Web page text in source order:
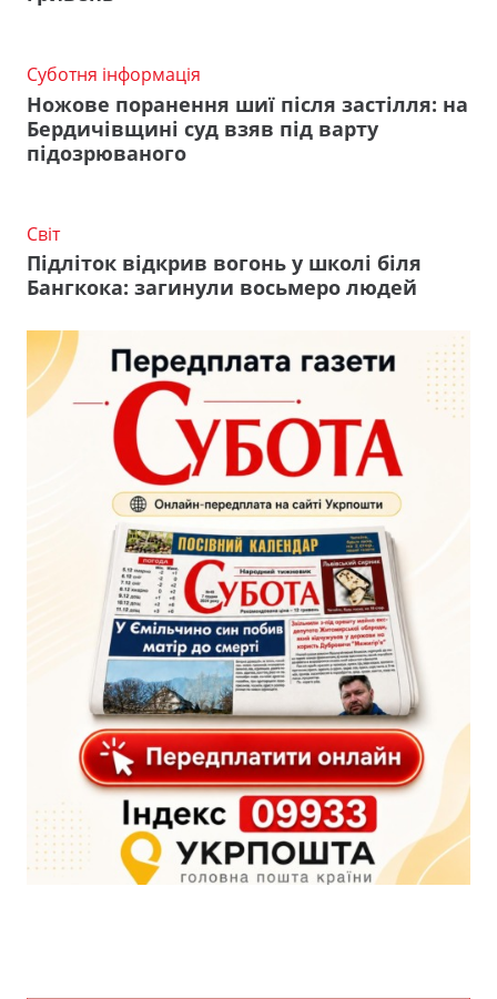
Суботня інформація
Ножове поранення шиї після застілля: на
Бердичівщині суд взяв під варту
підозрюваного
Світ
Підліток відкрив вогонь у школі біля
Бангкока: загинули восьмеро людей